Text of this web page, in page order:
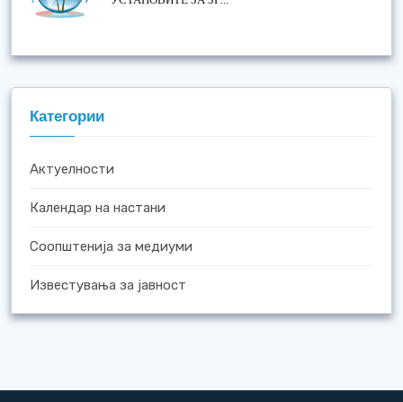
Категории
Актуелности
Календар на настани
Соопштенија за медиуми
Известувања за јавност